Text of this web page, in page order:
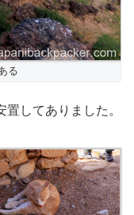
る
してありました。